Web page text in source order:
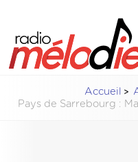
Accueil
Pays de Sarrebourg :